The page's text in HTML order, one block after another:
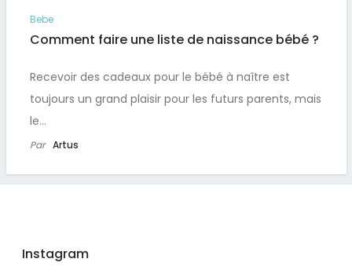
Bebe
Comment faire une liste de naissance bébé ?
Recevoir des cadeaux pour le bébé à naître est
toujours un grand plaisir pour les futurs parents, mais
le…
Par Artus
1 2 … 5
Instagram